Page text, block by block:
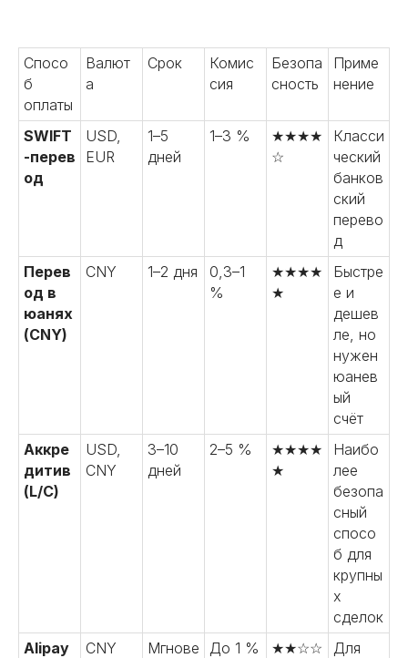
Спосо
б
оплаты
Валют
а
Срок
Комис
сия
Безопа
сность
Приме
нение
SWIFT
-перев
од
USD,
EUR
1–5
дней
1–3 %
★★★★
☆
Класси
ческий
банков
ский
перево
д
Перев
од в
юанях
(CNY)
CNY 1–2 дня
0,3–1
%
★★★★
★
Быстре
е и
дешев
ле, но
нужен
юанев
ый
счёт
Аккре
дитив
(L/C)
USD,
CNY
3–10
дней
2–5 %
★★★★
★
Наибо
лее
безопа
сный
спосо
б для
крупны
х
сделок
Alipay
CNY
Мгнове До 1 %
★★☆☆
Для